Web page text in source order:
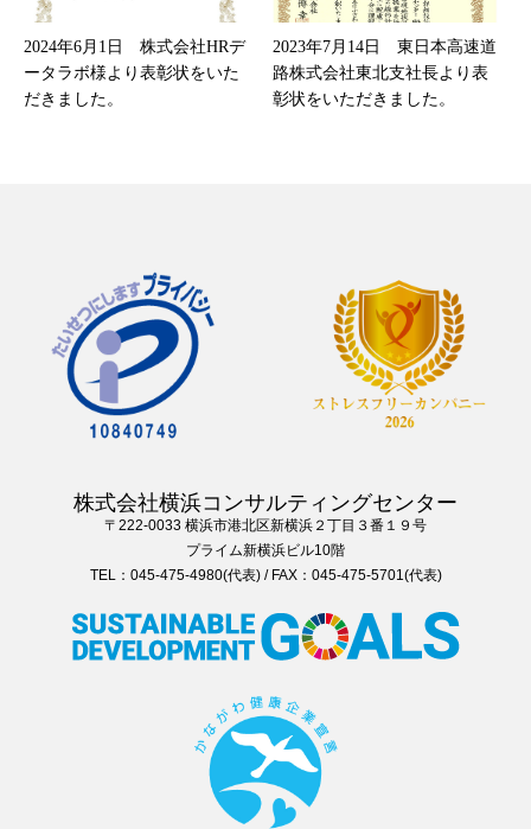
2024年6月1日 株式会社HRデ
ータラボ様より表彰状をいた
だきました。
2023年7月14日 東日本高速道
路株式会社東北支社長より表
彰状をいただきました。
株式会社横浜コンサルティングセンター
〒222-0033 横浜市港北区新横浜２丁目３番１９号
プライム新横浜ビル10階
TEL：045-475-4980(代表) / FAX：045-475-5701(代表)